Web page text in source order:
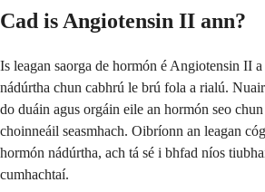
Cad is Angiotensin II ann?
Is leagan saorga de hormón é Angiotensin II
nádúrtha chun cabhrú le brú fola a rialú.
do duáin agus orgáin eile an hormón seo
choinneáil seasmhach. Oibríonn an leagan
hormón nádúrtha, ach tá sé i bhfad níos
cumhachtaí.